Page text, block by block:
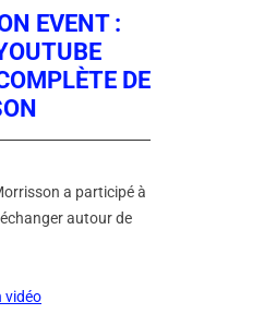
EVENT :
DE
a participé à
autour de
vidéo